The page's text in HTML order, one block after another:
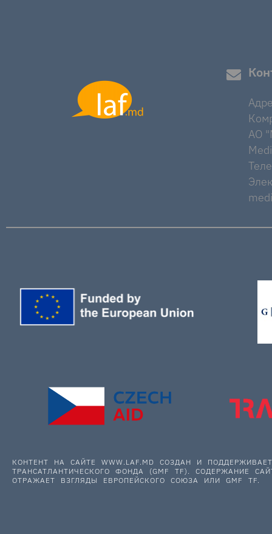
AO
КОНТЕНТ НА САЙТЕ WWW.LAF.MD СОЗДАН И
ТРАНСАТЛАНТИЧЕСКОГО ФОНДА (GMF TF). СОДЕРЖАНИЕ
ОТРАЖАЕТ ВЗГЛЯДЫ ЕВРОПЕЙСКОГО СОЮЗА ИЛИ GMF TF.